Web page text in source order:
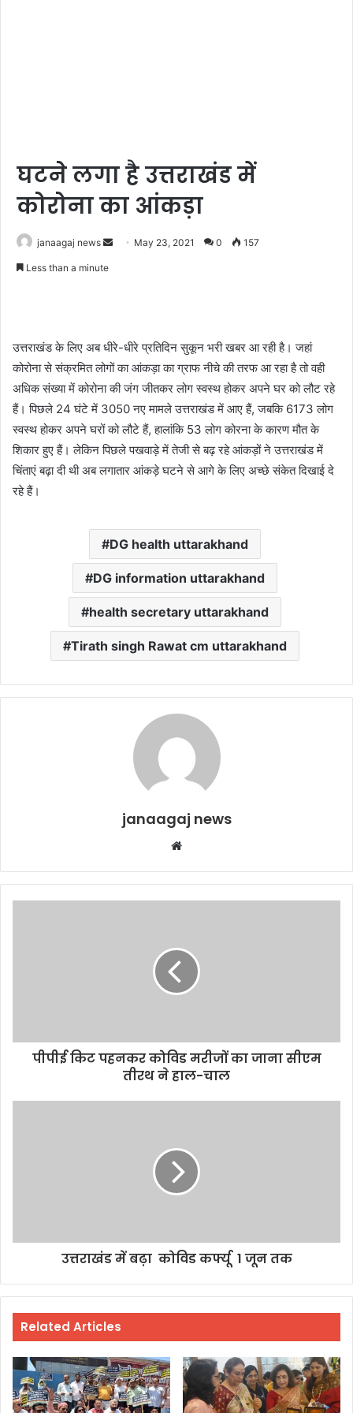
घटने लगा है उत्तराखंड में
कोरोना का आंकड़ा
janaagaj news
Send May 23, 2021 0 157
Less than a minute
उत्तराखंड के लिए अब धीरे-धीरे प्रतिदिन सुकून भरी खबर आ रही है। जहां
कोरोना से संक्रमित लोगों का आंकड़ा का ग्राफ नीचे की तरफ आ रहा है तो वही
अधिक संख्या में कोरोना की जंग जीतकर लोग स्वस्थ होकर अपने घर को लौट रहे
हैं। पिछले 24 घंटे में 3050 नए मामले उत्तराखंड में आए हैं, जबकि 6173 लोग
स्वस्थ होकर अपने घरों को लौटे हैं, हालांकि 53 लोग कोरना के कारण मौत के
शिकार हुए हैं। लेकिन पिछले पखवाड़े में तेजी से बढ़ रहे आंकड़ों ने उत्तराखंड में
चिंताएं बढ़ा दी थी अब लगातार आंकड़े घटने से आगे के लिए अच्छे संकेत दिखाई दे
रहे हैं।
DG health uttarakhand
DG information uttarakhand
health secretary uttarakhand
Tirath singh Rawat cm uttarakhand
janaagaj news
Website
पीपीई किट पहनकर कोविड मरीजों का जाना सीएम
तीरथ ने हाल-चाल
उत्तराखंड में बढ़ा कोविड कर्फ्यू 1 जून तक
Related Articles